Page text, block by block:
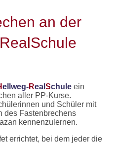
an der
ellweg-Real Schule ein
aller PP-Kurse.
und Schüler mit
des Fastenbrechens
kennenzulernen.
errichtet, bei dem jeder die